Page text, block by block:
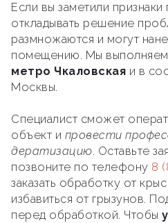
Если вы заметили
откладывать решение
размножаются и могут
помещению. Мы выполняем
метро Чкаловская и в
Москвы.
Специалист сможет
объект и провести
дератизацию. Оставьте
позвоните по телефону 8
заказать обработку от
избавиться от грызунов.
перед обработкой. Чтобы